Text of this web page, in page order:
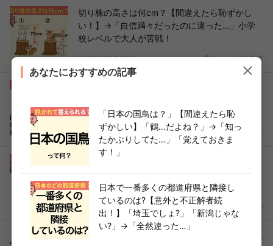
あなたにおすすめの記事
「日本の国鳥は？」【間違えたら恥
ずかしい】「鶴…だよね？」→「知っ
たかぶりしてた…」「覚えておきま
す！」
日本で一番多くの都道府県と隣接し
ているのは?【意外と不正解者続
出！】「埼玉でしょ?」「新潟じゃな
い?」→「全然違った…」
切り株の高さは何cm？【間違えたら恥ずかし
い！】→「自信満々だったのに違った…」小学
校レベルで大人が苦戦！
2026年06月23日 ヨムーノ 編集部
2026年06月14日 ヨムーノ 編集部
椅子の高さは何cm？【解けなかったら恥ずかし
い】「え、わからない…」「算数で習った？」
→小学校レベルで大人が苦戦！
2026年06月13日 ヨムーノ 編集部
人気記事ランキング 24時間PV集計